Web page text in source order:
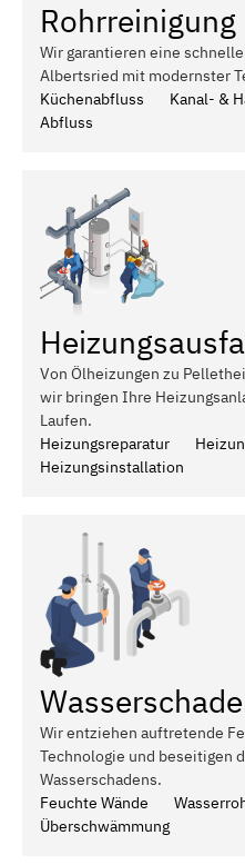
Rohrreinigung
Wir garantieren eine
Albertsried mit modernster
Küchenabfluss
Kanal- &
Abfluss
Von Ölheizungen zu
wir bringen Ihre
Laufen.
Heizungsreparatur
Heizungsinstallation
Wir entziehen auftretende
Technologie und beseitigen
Wasserschadens.
Feuchte Wände
Überschwämmung